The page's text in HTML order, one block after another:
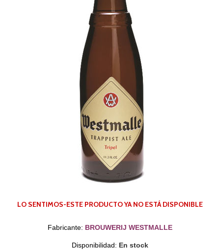
LO SENTIMOS-ESTE PRODUCTO YA NO ESTÁ DISPONIBLE
Fabricante: BROUWERIJ WESTMALLE
Disponibilidad: En stock